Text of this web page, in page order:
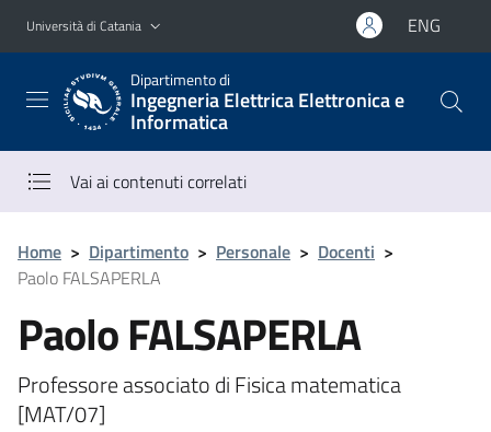
Vai al contenuto principale
Vai al menu di navigazione
Università di Catania ENG
Dipartimento di
Ingegneria Elettrica Elettronica e
Informatica
Vai ai contenuti correlati
Home > Dipartimento > Personale > Docenti >
Paolo FALSAPERLA
Paolo FALSAPERLA
Professore associato di Fisica matematica
[MAT/07]